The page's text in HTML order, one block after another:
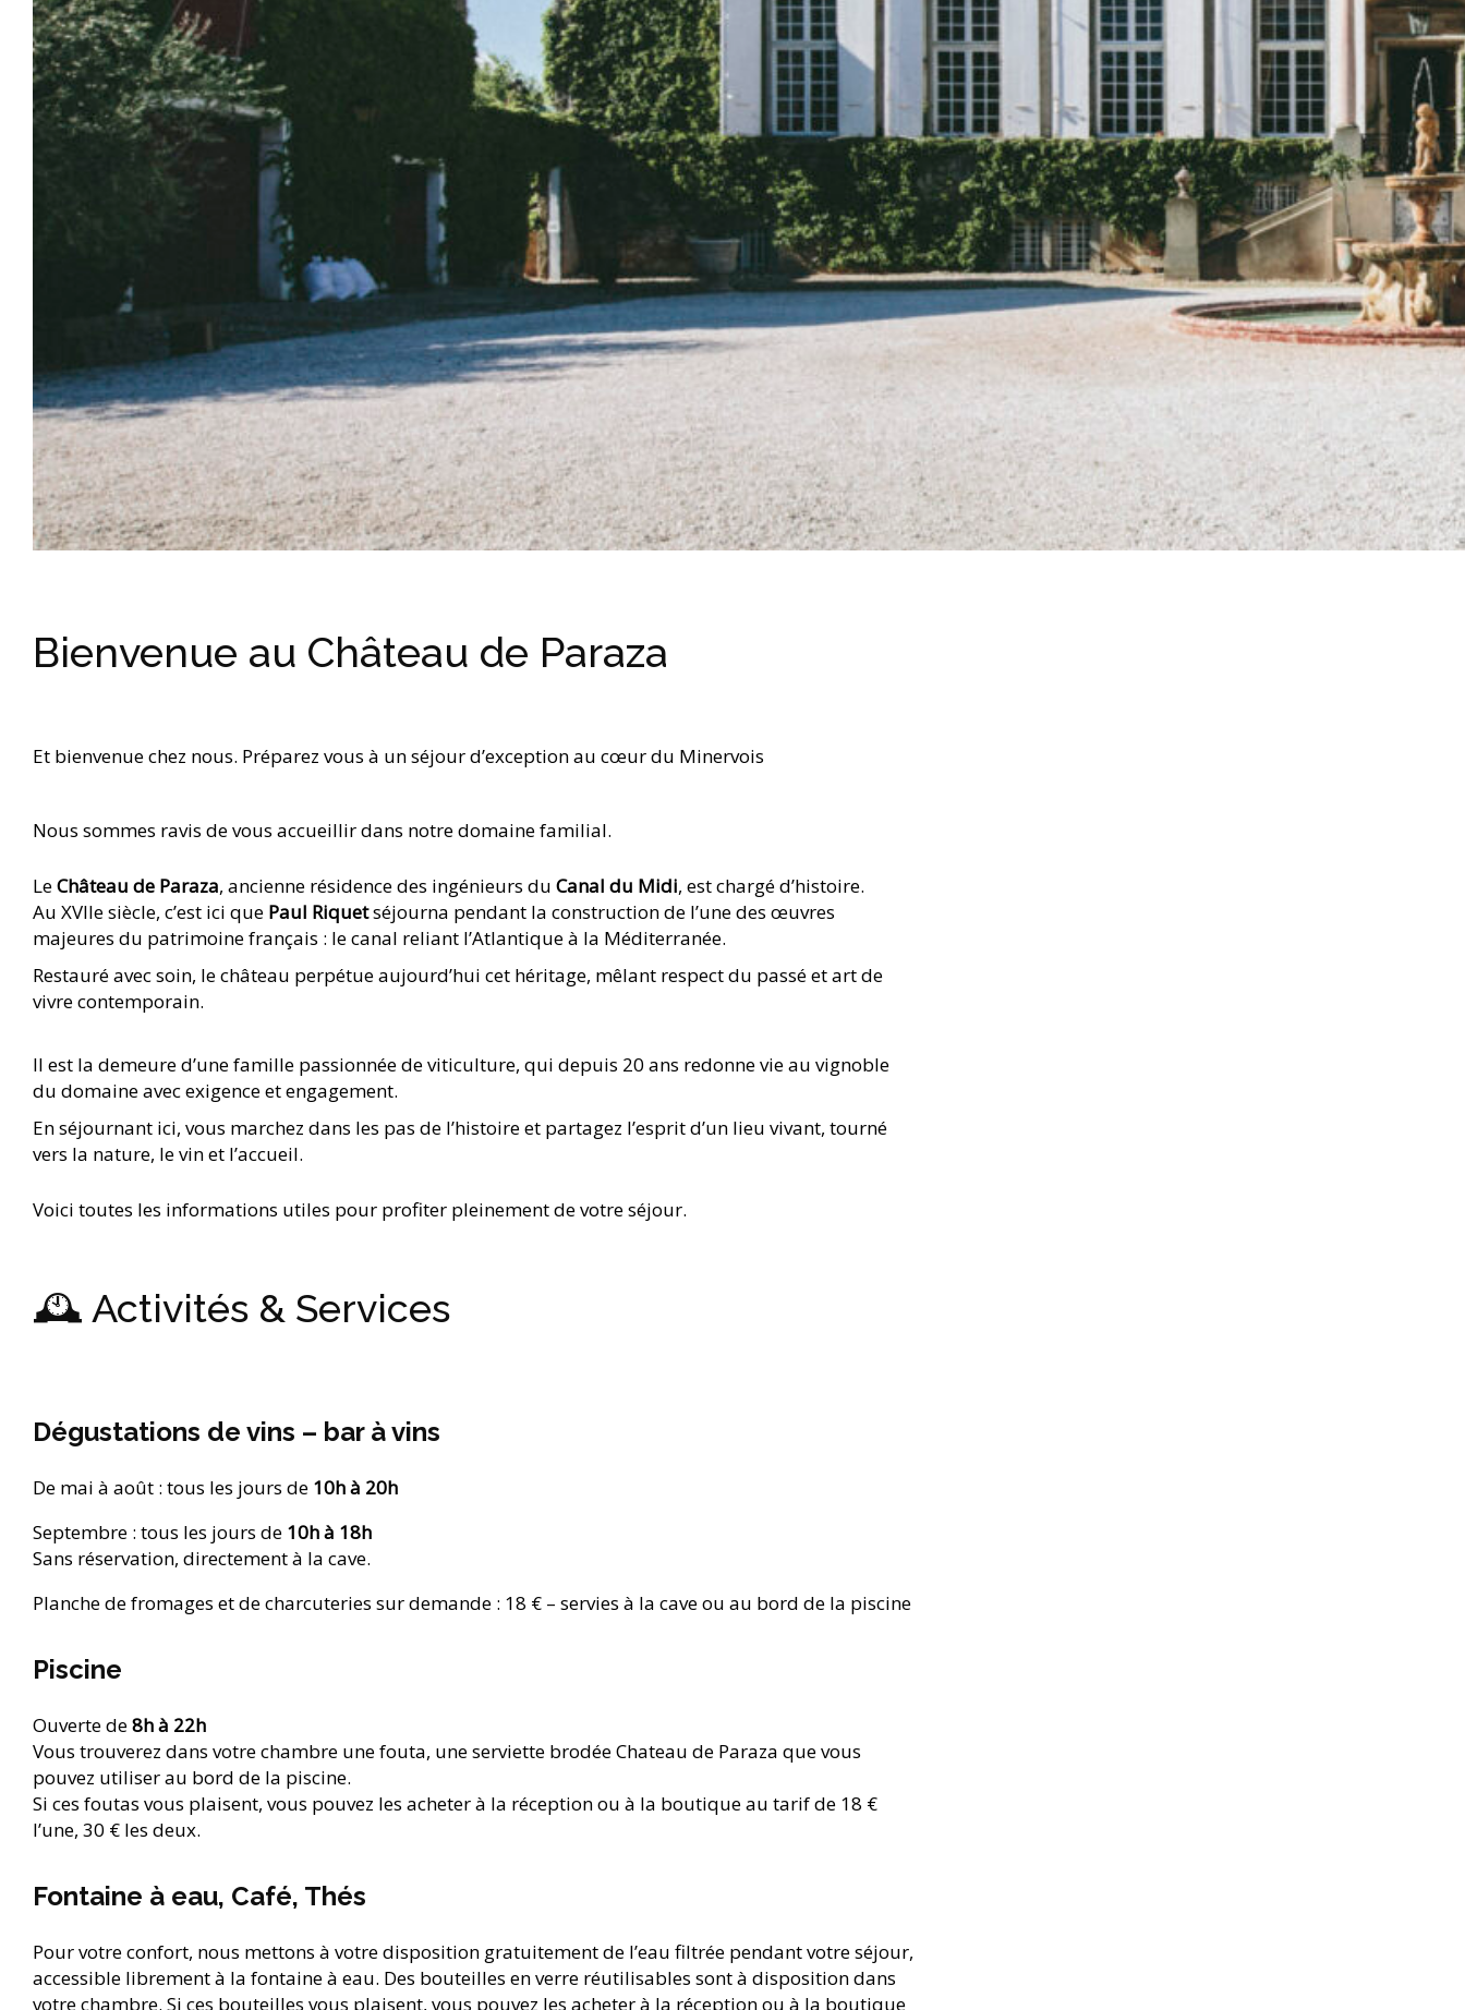
Bienvenue au Château de Paraza
Et bienvenue chez nous. Préparez vous à un séjour d’exception au cœur du Minervois
Nous sommes ravis de vous accueillir dans notre domaine familial.
LeChâteau de Paraza, ancienne résidence des ingénieurs du Canal du Midi, est chargé d’histoire.
Au XVIIe siècle, c’est ici que Paul Riquetséjourna pendant la construction de l’une des œuvres
majeures du patrimoine français : le canal reliant l’Atlantique à la Méditerranée.
Restauré avec soin, le château perpétue aujourd’hui cet héritage, mêlant respect du passé et art de
vivre contemporain.
Il est la demeure d’une famille passionnée de viticulture, qui depuis 20 ans redonne vie au vignoble
du domaine avec exigence et engagement.
En séjournant ici, vous marchez dans les pas de l’histoire et partagez l’esprit d’un lieu vivant, tourné
vers la nature, le vin et l’accueil.
Voici toutes les informations utiles pour profiter pleinement de votre séjour.
🕰 Activités & Services
Dégustations de vins – bar à vins
De mai à août : tous les jours de 10h à 20h
Septembre : tous les jours de 10h à 18h
Sans réservation, directement à la cave.
Planche de fromages et de charcuteries sur demande : 18 € – servies à la cave ou au bord de la piscine
Piscine
Ouverte de8h à 22h
Vous trouverez dans votre chambre une fouta, une serviette brodée Chateau de Paraza que vous
pouvez utiliser au bord de la piscine.
Si ces foutas vous plaisent, vous pouvez les acheter à la réception ou à la boutique au tarif de 18 €
l’une, 30 € les deux.
Fontaine à eau, Café, Thés
Pour votre confort, nous mettons à votre disposition gratuitement de l’eau filtrée pendant votre séjour,
accessible librement à la fontaine à eau. Des bouteilles en verre réutilisables sont à disposition dans
votre chambre. Si ces bouteilles vous plaisent, vous pouvez les acheter à la réception ou à la boutique